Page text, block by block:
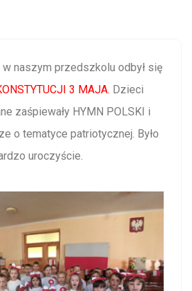
naszym przedszkolu odbył się
3 MAJA. Dzieci
zaśpiewały HYMN POLSKI i
o tematyce patriotycznej. Było
uroczyście.